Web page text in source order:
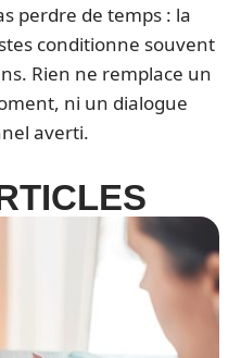
perdre de temps : la
conditionne souvent
Rien ne remplace un
ni un dialogue
averti.